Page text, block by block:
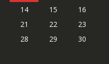
14 15
16
21 22
23
28 29
30